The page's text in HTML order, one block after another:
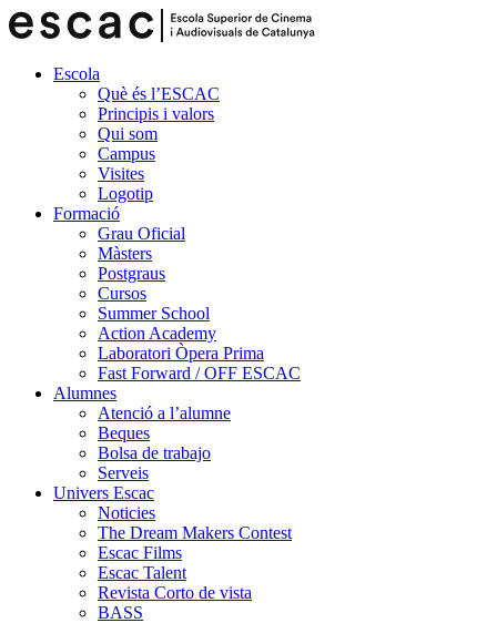
Escola
Què és l’ESCAC
Principis i valors
Qui som
Campus
Visites
Logotip
Formació
Grau Oficial
Màsters
Postgraus
Cursos
Summer School
Action Academy
Laboratori Òpera Prima
Fast Forward / OFF ESCAC
Alumnes
Atenció a l’alumne
Beques
Bolsa de trabajo
Serveis
Univers Escac
Noticies
The Dream Makers Contest
Escac Films
Escac Talent
Revista Corto de vista
BASS